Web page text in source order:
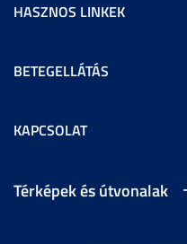
HASZNOS LINKEK
BETEGELLÁTÁS
KAPCSOLAT
Térképek és útvonalak